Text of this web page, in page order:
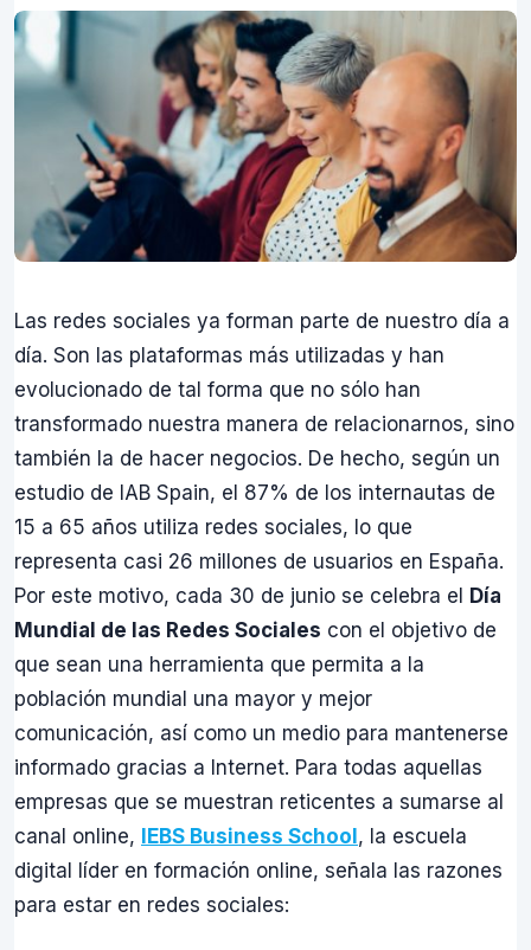
Las redes sociales ya forman parte de nuestro día a
día. Son las plataformas más utilizadas y han
evolucionado de tal forma que no sólo han
transformado nuestra manera de relacionarnos, sino
también la de hacer negocios. De hecho, según un
estudio de IAB Spain, el 87% de los internautas de
15 a 65 años utiliza redes sociales, lo que
representa casi 26 millones de usuarios en España.
Por este motivo, cada 30 de junio se celebra el
Día
Mundial de las Redes Sociales con el objetivo de
que sean una herramienta que permita a la
población mundial una mayor y mejor
comunicación, así como un medio para mantenerse
informado gracias a Internet. Para todas aquellas
empresas que se muestran reticentes a sumarse al
canal online,
IEBS Business School , la escuela
digital líder en formación online, señala las razones
para estar en redes sociales: